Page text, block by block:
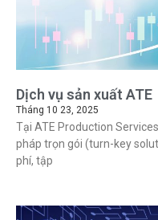
Dịch vụ sản xuất ATE
Tháng 10 23, 2025
Tại ATE Production
pháp trọn gói (turn-key
phí, tập